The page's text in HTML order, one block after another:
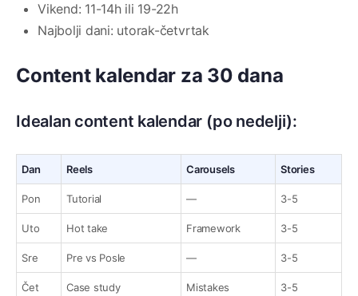
Vikend: 11-14h ili 19-22h
Najbolji dani: utorak-četvrtak
Content kalendar za 30 dana
Idealan content kalendar (po nedelji):
Dan Reels Carousels Stories
Pon Tutorial — 3-5
Uto Hot take Framework 3-5
Sre Pre vs Posle — 3-5
Čet Case study Mistakes 3-5